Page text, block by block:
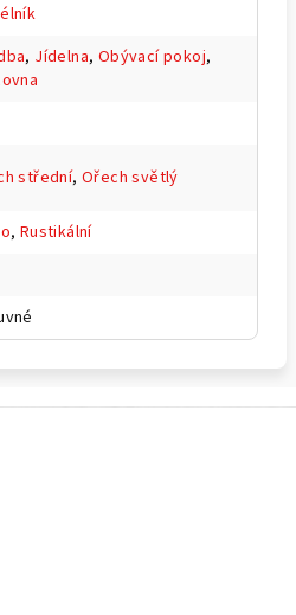
, Jídelna, Obývací pokoj,
střední,Ořech světlý
, Rustikální